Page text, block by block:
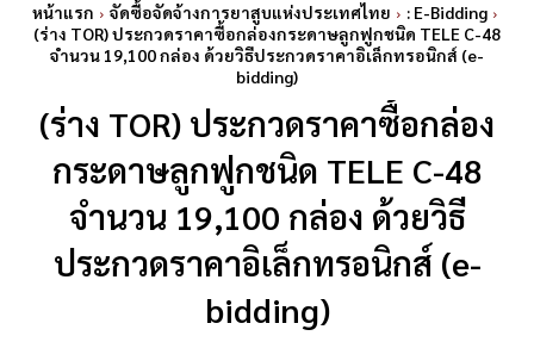
หน้าแรก จัดซื้อจัดจ้างการยาสูบแห่งประเทศไทย
: E-Bidding
(ร่าง TOR) ประกวดราคาซื้อกล่องกระดาษลูกฟูกชนิด TELE C-48
จำนวน 19,100 กล่อง ด้วยวิธีประกวดราคาอิเล็กทรอนิกส์ (e-
bidding)
(ร่าง TOR) ประกวดราคาซื้อกล่อง
กระดาษลูกฟูกชนิด TELE C-48
จำนวน 19,100 กล่อง ด้วยวิธี
ประกวดราคาอิเล็กทรอนิกส์ (e-
bidding)